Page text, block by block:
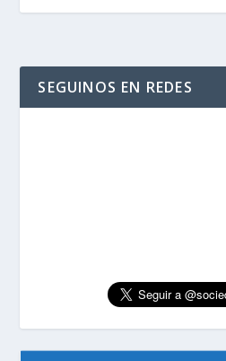
SEGUINOS EN REDES